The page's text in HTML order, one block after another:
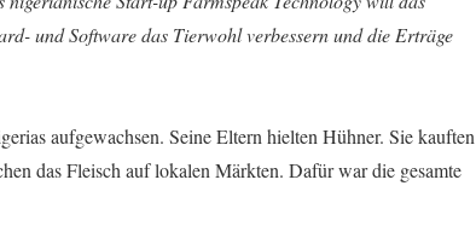
und Software das Tierwohl verbessern und die Erträge
aufgewachsen. Seine Eltern hielten Hühner. Sie kauften
das Fleisch auf lokalen Märkten. Dafür war die gesamte